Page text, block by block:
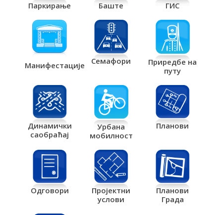
Паркирање Баште ГИС
Манифестације Семафори
Приредбе на
путу
Динамички
саобраћај
Урбана
мобилност
Планови
Одговори
Пројектни
услови
Планови
Града